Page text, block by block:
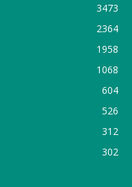
3473
2364
1958
1068
604
526
312
302